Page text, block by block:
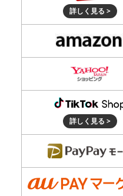
詳しく見る >
詳しく見る >